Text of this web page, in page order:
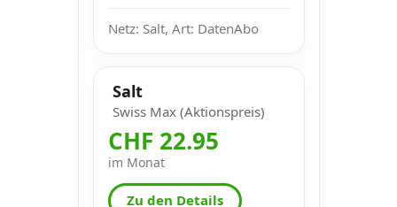
Netz: Salt, Art: DatenAbo
Salt
Swiss Max (Aktionspreis)
CHF 22.95
im Monat
Zu den Details